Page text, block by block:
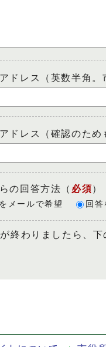
ドレス（英数半角
ドレス（確認のため
の回答方法 （ 必須）
メールで希望 回
終わりましたら、下